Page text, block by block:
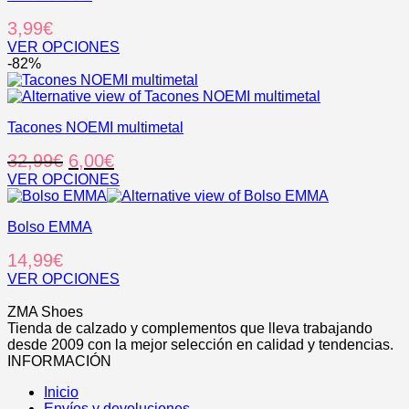
en
la
página
de
producto
variantes.
Las
opciones
se
pueden
en
página
de
producto
3,99€
VER OPCIONES
Este
producto
tiene
variantes.
opciones
se
pueden
en
página
de
-82%
Tacones NOEMI multimetal
32,99€ El
precio
original
era:
6,00€El
precio
actual
VER OPCIONES
Este
tiene
variantes.
Las
se
pueden
elegir
en
página
Bolso EMMA
14,99€
VER OPCIONES
producto
tiene
múltiples
variantes.
opciones
ZMA Shoes
Tienda de calzado y complementos que lleva trabajando
desde 2009 con la mejor selección en calidad y tendencias.
INFORMACIÓN
Inicio